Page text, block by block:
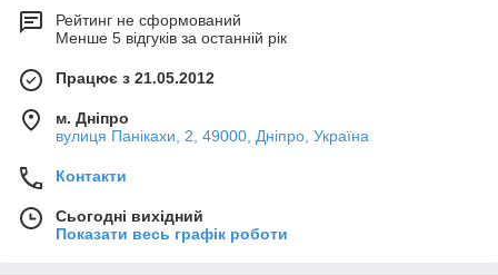
Рейтинг не сформований
Менше 5 відгуків за останній рік
Працює з 21.05.2012
м. Дніпро
вулиця Панікахи, 2, 49000, Дніпро, Україна
Контакти
Сьогодні вихідний
Показати весь графік роботи